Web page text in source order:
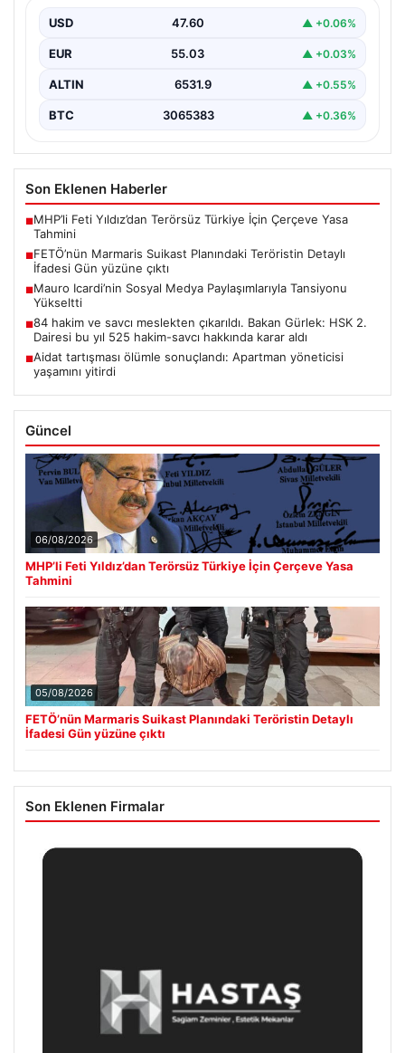
15 Temmuz 2016 darbe girişimi sırasında
planlanan suikast girişiminin…
USD 47.60 ▲ +0.06%
EUR 55.03 ▲ +0.03%
ALTIN 6531.9 ▲ +0.55%
BTC 3065383 ▲ +0.36%
Son Eklenen Haberler
■MHP’li Feti Yıldız’dan Terörsüz Türkiye İçin Çerçeve Yasa
Tahmini
■FETÖ’nün Marmaris Suikast Planındaki Teröristin Detaylı
İfadesi Gün yüzüne çıktı
■Mauro Icardi’nin Sosyal Medya Paylaşımlarıyla Tansiyonu
Yükseltti
■84 hakim ve savcı meslekten çıkarıldı. Bakan Gürlek: HSK 2.
Dairesi bu yıl 525 hakim-savcı hakkında karar aldı
■Aidat tartışması ölümle sonuçlandı: Apartman yöneticisi
yaşamını yitirdi
Güncel
06/08/2026
MHP’li Feti Yıldız’dan Terörsüz Türkiye İçin Çerçeve Yasa
Tahmini
05/08/2026
FETÖ’nün Marmaris Suikast Planındaki Teröristin Detaylı
İfadesi Gün yüzüne çıktı
Son Eklenen Firmalar